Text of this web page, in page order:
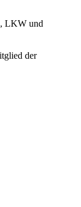
LKW und
der